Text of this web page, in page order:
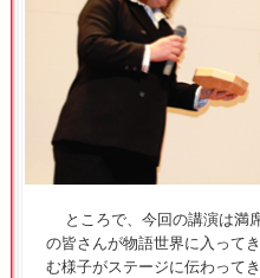
ところで、今回の講演は満
の皆さんが物語世界に入って
む様子がステージに伝わって